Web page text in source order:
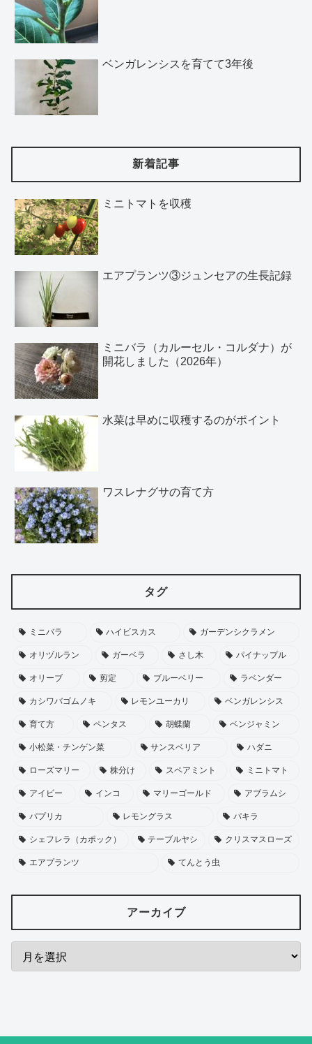
ベンガレンシスを育てて3年後
新着記事
ミニトマトを収穫
エアプランツ③ジュンセアの生長記録
ミニバラ（カルーセル・コルダナ）が
開花しました（2026年）
水菜は早めに収穫するのがポイント
ワスレナグサの育て方
タグ
ミニバラ ハイビスカス ガーデンシクラメン
オリヅルラン ガーベラ さし木 パイナップル
オリーブ 剪定 ブルーベリー ラベンダー
カシワバゴムノキ レモンユーカリ ベンガレンシス
育て方 ペンタス 胡蝶蘭 ベンジャミン
小松菜・チンゲン菜 サンスベリア ハダニ
ローズマリー 株分け スペアミント ミニトマト
アイビー インコ マリーゴールド アブラムシ
パプリカ レモングラス パキラ
シェフレラ（カポック） テーブルヤシ クリスマスローズ
エアプランツ てんとう虫
アーカイブ